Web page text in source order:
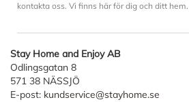
kontakta oss. Vi finns här för dig och ditt hem.
Stay Home and Enjoy AB
Odlingsgatan 8
571 38 NÄSSJÖ
E-post: kundservice@stayhome.se